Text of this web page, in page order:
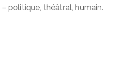
politique, théâtral, humain.